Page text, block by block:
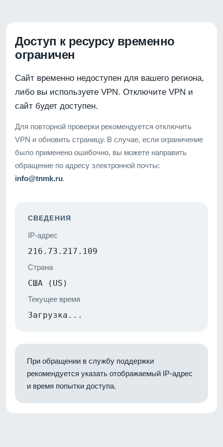
Доступ к ресурсу временно
ограничен
Сайт временно недоступен для вашего региона,
либо вы используете VPN. Отключите VPN и
сайт будет доступен.
Для повторной проверки рекомендуется отключить
VPN и обновить страницу. В случае, если ограничение
было применено ошибочно, вы можете направить
обращение по адресу электронной почты:
info@tnmk.ru.
СВЕДЕНИЯ
IP-адрес
216.73.217.109
Страна
США (US)
Текущее время
Загрузка...
При обращении в службу поддержки
рекомендуется указать отображаемый IP-адрес
и время попытки доступа.